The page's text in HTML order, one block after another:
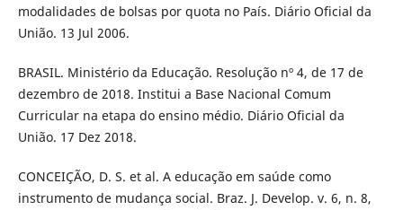
modalidades de bolsas por quota no País. Diário Oficial da
União. 13 Jul 2006.
BRASIL. Ministério da Educação. Resolução nº 4, de 17 de
dezembro de 2018. Institui a Base Nacional Comum
Curricular na etapa do ensino médio. Diário Oficial da
União. 17 Dez 2018.
CONCEIÇÃO, D. S. et al. A educação em saúde como
instrumento de mudança social. Braz. J. Develop. v. 6, n. 8,